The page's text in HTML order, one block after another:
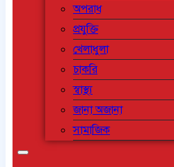
অপরাধ
প্রযুক্তি
খেলাধুলা
চাকরি
স্বাস্থ্য
জানা অজানা
সামাজিক